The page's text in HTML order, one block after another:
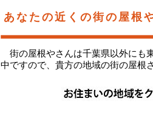
あなたの近くの街の屋根
街の屋根やさんは千葉県以外にも
中ですので、貴方の地域の街の屋根